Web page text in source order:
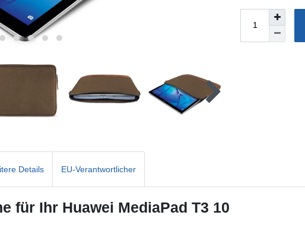
Details EU-Verantwortlicher
für Ihr Huawei MediaPad T3 10